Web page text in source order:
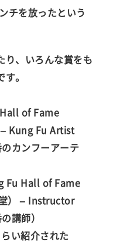
チを放ったという
り、いろんな賞をも
。
of Fame
Kung Fu Artist
カンフーアーテ
Fu Hall of Fame
） – Instructor
講師）
い紹介された